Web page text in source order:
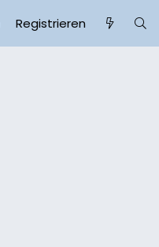
Registrieren